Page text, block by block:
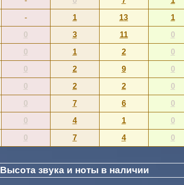
- 1 13 1
0 3 11 0
0 1 2 0
0 2 9 0
0 2 2 0
0 7 6 0
0 4 1 0
0 7 4 0
Высота звука и ноты в наличии